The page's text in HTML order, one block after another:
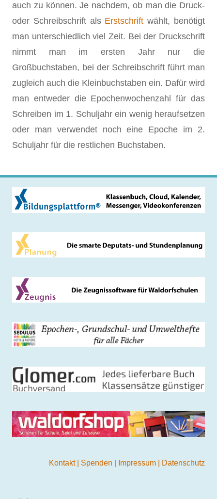
auch zu können. Je nachdem, ob man die Druck-
oder Schreibschrift als Erstschrift wählt, benötigt
man unterschiedlich viel Zeit. Bei der Druckschrift
nimmt man im ersten Jahr nur die
Großbuchstaben, bei der Schreibschrift führt man
zugleich auch die Kleinbuchstaben ein. Dafür wird
man entweder die Epochenwochenzahl für das
Schreiben im 1. Schuljahr ein wenig heraufsetzen
oder man verwendet noch eine Epoche im 2.
Schuljahr für die restlichen Buchstaben.
Kontakt Spenden Impressum Datenschutz